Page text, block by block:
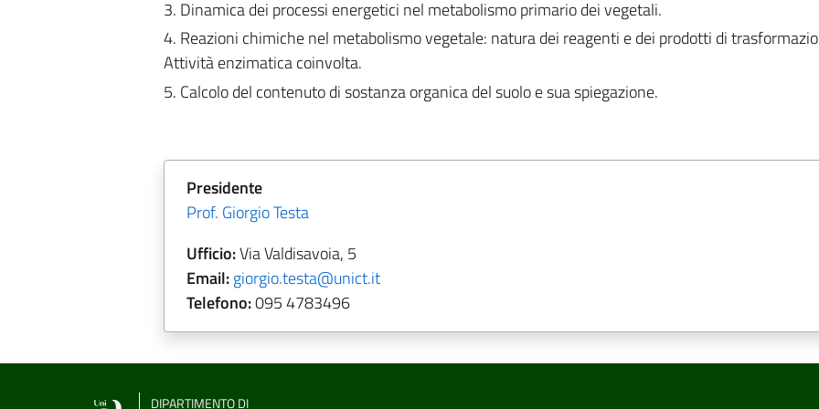
3. Dinamica dei processi energetici nel metabolismo primario dei vegetali.
4. Reazioni chimiche nel metabolismo vegetale: natura dei reagenti e dei prodotti di
Attività enzimatica coinvolta.
5. Calcolo del contenuto di sostanza organica del suolo e sua spiegazione.
Presidente
Prof. Giorgio Testa
Ufficio:Via Valdisavoia, 5
Email:giorgio.testa@unict.it
Telefono:0954783496
DIPARTIMENTO DI